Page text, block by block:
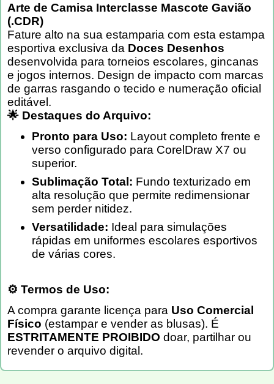
Arte de Camisa Interclasse Mascote Gavião
(.CDR)
Fature alto na sua estamparia com esta estampa
esportiva exclusiva da Doces Desenhos
desenvolvida para torneios escolares, gincanas
e jogos internos. Design de impacto com marcas
de garras rasgando o tecido e numeração oficial
editável.
🌟 Destaques do Arquivo:
Pronto para Uso: Layout completo frente e
verso configurado para CorelDraw X7 ou
superior.
Sublimação Total: Fundo texturizado em
alta resolução que permite redimensionar
sem perder nitidez.
Versatilidade: Ideal para simulações
rápidas em uniformes escolares esportivos
de várias cores.
⚙️ Termos de Uso:
A compra garante licença para Uso Comercial
Físico (estampar e vender as blusas). É
ESTRITAMENTE PROIBIDO doar, partilhar ou
revender o arquivo digital.